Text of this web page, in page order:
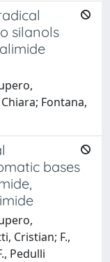
silanols
Fontana,
bases
Cristian; F.,
Pedulli